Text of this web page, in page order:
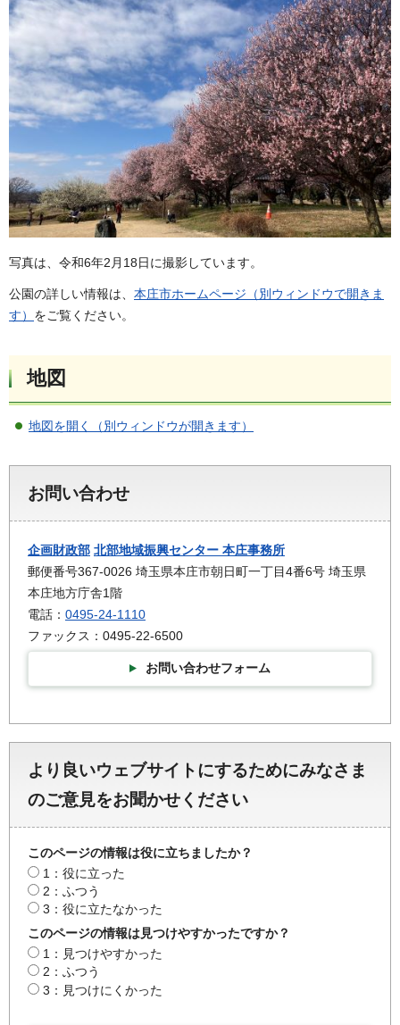
写真は、令和6年2月18日に撮影しています。
公園の詳しい情報は、 本庄市ホームページ（別ウィンドウで開きま
す） をご覧ください。
地図
地図を開く（別ウィンドウが開きます）
お問い合わせ
企画財政部 北部地域振興センター 本庄事務所
郵便番号367-0026 埼玉県本庄市朝日町一丁目4番6号 埼玉県
本庄地方庁舎1階
電話： 0495-24-1110
ファックス：0495-22-6500
お問い合わせフォーム
より良いウェブサイトにするためにみなさま
のご意見をお聞かせください
このページの情報は役に立ちましたか？
1：役に立った
2：ふつう
3：役に立たなかった
このページの情報は見つけやすかったですか？
1：見つけやすかった
2：ふつう
3：見つけにくかった